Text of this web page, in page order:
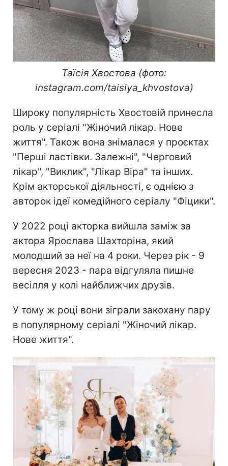
Таїсія Хвостова (фото:
instagram.com/taisiya_khvostova)
Широку популярність Хвостовій принесла
роль у серіалі "Жіночий лікар. Нове
життя". Також вона знімалася у проєктах
"Перші ластівки. Залежні", "Черговий
лікар", "Виклик", "Лікар Віра" та інших.
Крім акторської діяльності, є однією з
авторок ідеї комедійного серіалу "Фіцики".
У 2022 році акторка вийшла заміж за
актора Ярослава Шахторіна, який
молодший за неї на 4 роки. Через рік - 9
вересня 2023 - пара відгуляла пишне
весілля у колі найближчих друзів.
У тому ж році вони зіграли закохану пару
в популярному серіалі "Жіночий лікар.
Нове життя".